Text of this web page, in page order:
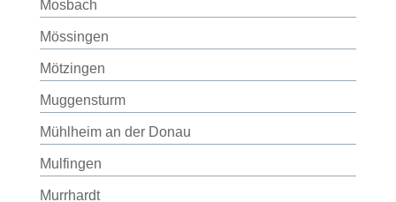
Mosbach
Mössingen
Mötzingen
Muggensturm
Mühlheim an der Donau
Mulfingen
Murrhardt